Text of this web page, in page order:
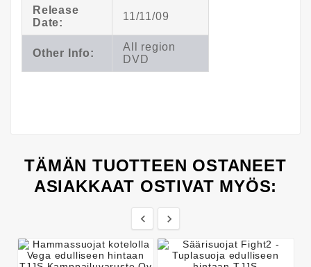
Release
Date:
11/11/09
Other Info:
All region
DVD
TÄMÄN TUOTTEEN OSTANEET
ASIAKKAAT OSTIVAT MYÖS:
 